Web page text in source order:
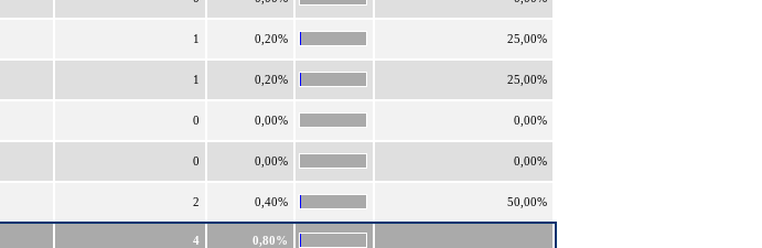
1 0,20% 25,00%
1 0,20% 25,00%
0 0,00% 0,00%
0 0,00% 0,00%
2 0,40% 50,00%
4 0,80%